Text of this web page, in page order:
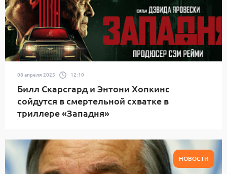
08 апреля 2025 12:10
Билл Скарсгард и Энтони Хопкинс
сойдутся в смертельной схватке в
триллере «Западня»
НОВОСТИ